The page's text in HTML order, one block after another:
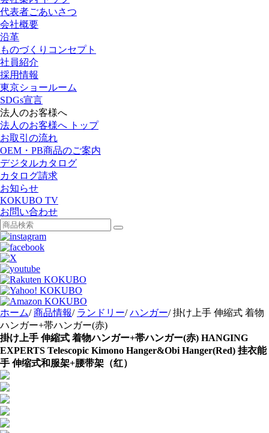
代表者ごあいさつ
会社概要
沿革
ものづくりコンセプト
社員紹介
採用情報
東京ショールーム
SDGs宣言
法人のお客様へ
法人のお客様へ トップ
お取引の流れ
OEM・PB商品のご案内
デジタルカタログ
カタログ請求
お知らせ
KOKUBO TV
お問い合わせ
ホーム/ 商品情報/ ランドリー/ ハンガー/ 掛け上手 伸縮式 着物
ハンガー+帯ハンガー(赤)
掛け上手 伸縮式 着物ハンガー+帯ハンガー(赤) HANGING
EXPERTS Telescopic Kimono Hanger&Obi Hanger(Red) 挂衣能
手 伸缩式和服架+腰带架（红）